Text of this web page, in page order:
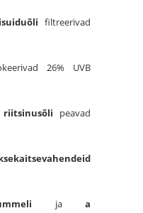
filtreerivad
26% UVB
riitsinusõli peavad
ja a